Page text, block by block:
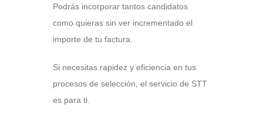
Podrás incorporar tantos candidatos
como quieras sin ver incrementado el
importe de tu factura.
Si necesitas rapidez y eficiencia en tus
procesos de selección, el servicio de STT
es para ti.